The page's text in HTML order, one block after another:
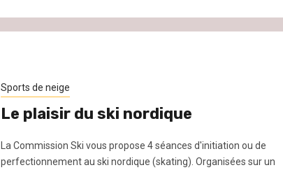
Sports de neige
Le plaisir du ski nordique
La Commission Ski vous propose 4 séances d'initiation ou de
perfectionnement au ski nordique (skating). Organisées sur un